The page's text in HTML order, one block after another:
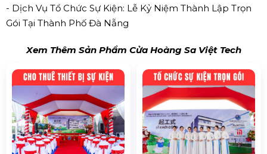
- Dịch Vụ Tổ Chức Sự Kiện: Lễ Kỷ Niệm Thành Lập Trọn
Gói Tại Thành Phố Đà Nẵng
Xem Thêm Sản Phẩm Cửa Hoàng Sa Việt Tech